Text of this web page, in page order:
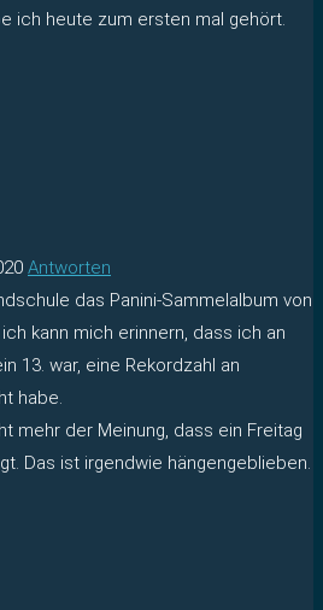
ich heute zum ersten mal gehört.
Antworten
das Panini-Sammelalbum von
kann mich erinnern, dass ich an
13. war, eine Rekordzahl an
habe.
mehr der Meinung, dass ein Freitag
Das ist irgendwie hängengeblieben.